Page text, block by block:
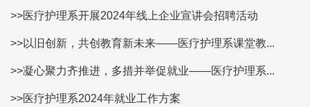
>>医疗护理系开展2024年线上企业宣讲会招聘活动
>>以旧创新，共创教育新未来——医疗护理系课堂教...
>>凝心聚力齐推进，多措并举促就业——医疗护理系...
>>医疗护理系2024年就业工作方案